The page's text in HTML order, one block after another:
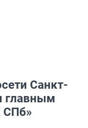
Санкт-
главным
СПб»